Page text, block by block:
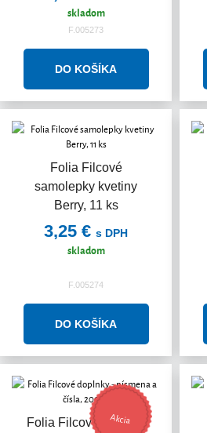
skladom
F.005273
Folia Filcové
samolepky kvetiny
Berry, 11 ks
3,25 € s DPH
skladom
F.005274
Folia Filcové doplnky
Akcia